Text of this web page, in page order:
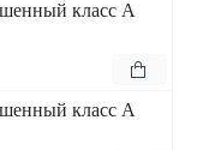
класс А
класс А